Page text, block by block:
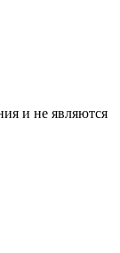
и не являются